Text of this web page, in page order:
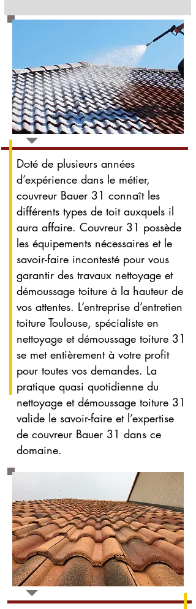
Doté de plusieurs années
d’expérience dans le métier,
couvreur Bauer 31 connaît les
différents types de toit auxquels il
aura affaire. Couvreur 31 possède
les équipements nécessaires et le
savoir-faire incontesté pour vous
garantir des travaux nettoyage et
démoussage toiture à la hauteur de
vos attentes. L’entreprise d’entretien
toiture Toulouse, spécialiste en
nettoyage et démoussage toiture 31
se met entièrement à votre profit
pour toutes vos demandes. La
pratique quasi quotidienne du
nettoyage et démoussage toiture 31
valide le savoir-faire et l’expertise
de couvreur Bauer 31 dans ce
domaine.